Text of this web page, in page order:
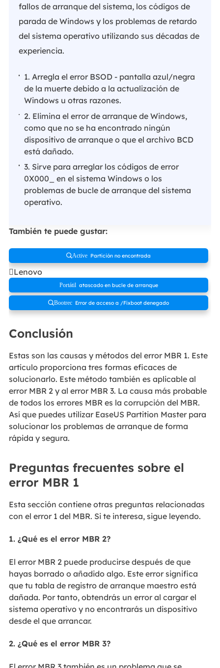
fallos de arranque del sistema, los códigos de
parada de Windows y los problemas de retardo
del sistema operativo utilizando sus décadas de
experiencia.
1. Arregla el error BSOD - pantalla azul/negra
de la muerte debido a la actualización de
Windows u otras razones.
2. Elimina el error de arranque de Windows,
como que no se ha encontrado ningún
dispositivo de arranque o que el archivo BCD
está dañado.
3. Sirve para arreglar los códigos de error
0X000_ en el sistema Windows o los
problemas de bucle de arranque del sistema
operativo.
También te puede gustar:
Active Partición no encontrada
Lenovo
Portátil atascado en bucle de arranque
Bootrec Error de acceso a /Fixboot denegado
Conclusión
Estas son las causas y métodos del error MBR 1. Este
artículo proporciona tres formas eficaces de
solucionarlo. Este método también es aplicable al
error MBR 2 y al error MBR 3. La causa más probable
de todos los errores MBR es la corrupción del MBR.
Así que puedes utilizar EaseUS Partition Master para
solucionar los problemas de arranque de forma
rápida y segura.
Preguntas frecuentes sobre el
error MBR 1
Esta sección contiene otras preguntas relacionadas
con el error 1 del MBR. Si te interesa, sigue leyendo.
1. ¿Qué es el error MBR 2?
El error MBR 2 puede producirse después de que
hayas borrado o añadido algo. Este error significa
que tu tabla de registro de arranque maestro está
dañada. Por tanto, obtendrás un error al cargar el
sistema operativo y no encontrarás un dispositivo
desde el que arrancar.
2. ¿Qué es el error MBR 3?